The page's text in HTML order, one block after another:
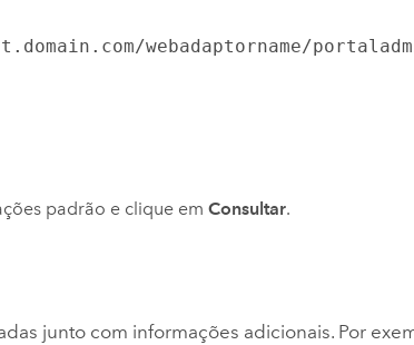
webadaptorname/
padrão e clique emConsultar.
junto com informações adicionais. Por